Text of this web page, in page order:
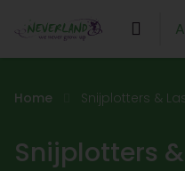
Home Snijplotters &
Snijplotters